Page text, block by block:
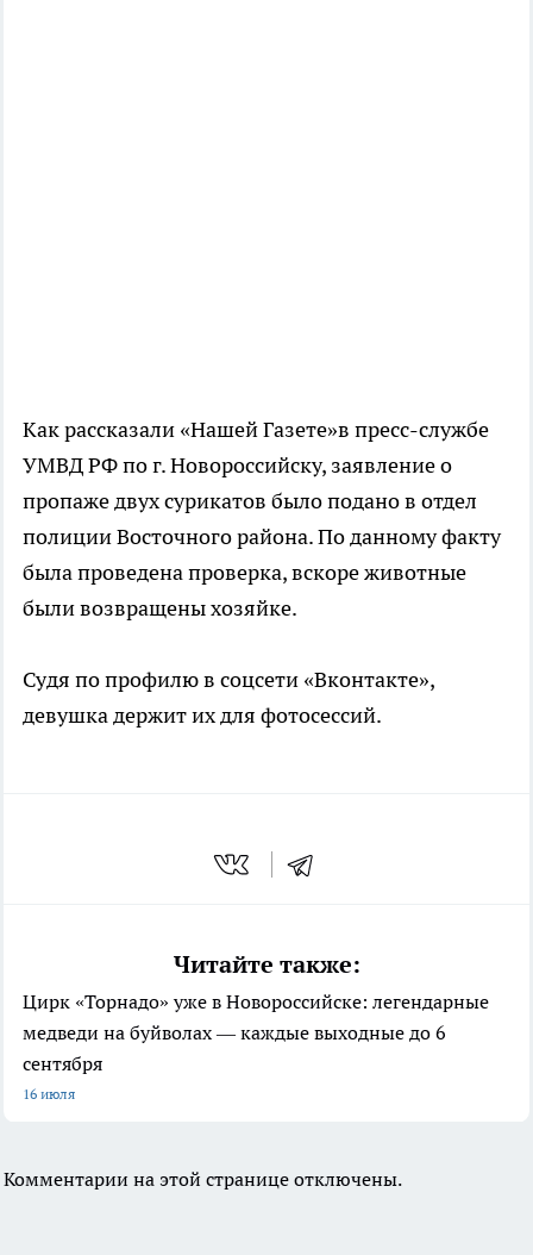
Как рассказали «Нашей Газете»в пресс-службе
УМВД РФ по г. Новороссийску, заявление о
пропаже двух сурикатов было подано в отдел
полиции Восточного района. По данному факту
была проведена проверка, вскоре животные
были возвращены хозяйке.
Судя по профилю в соцсети «Вконтакте»,
девушка держит их для фотосессий.
Читайте также:
Цирк «Торнадо» уже в Новороссийске: легендарные
медведи на буйволах — каждые выходные до 6
сентября
16 июля
Комментарии на этой странице отключены.